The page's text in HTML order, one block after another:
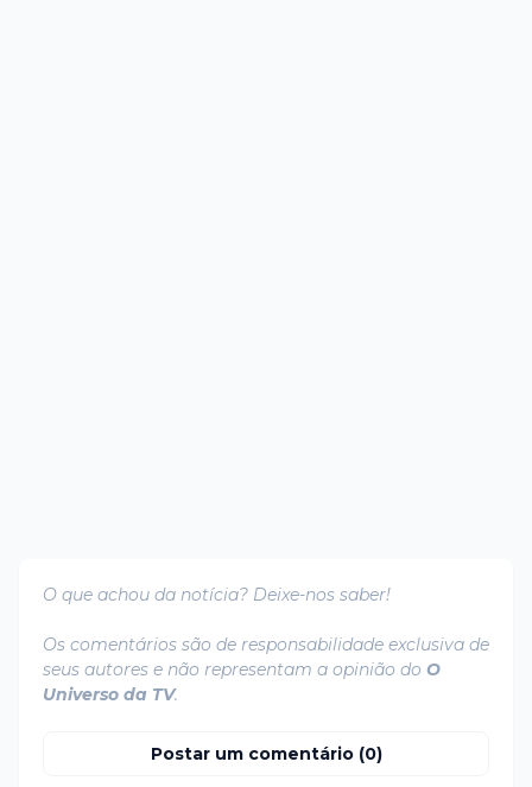
O que achou da notícia? Deixe-nos saber!
Os comentários são de responsabilidade exclusiva de
seus autores e não representam a opinião do O
Universo da TV.
Postar um comentário (0)